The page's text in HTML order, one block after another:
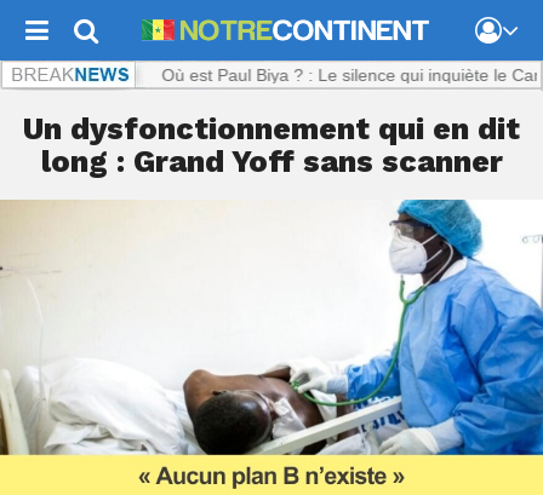
: Où est Paul Biya ? : Le silence qui inquiète le Cameroun
Un dysfonctionnement qui en dit
long : Grand Yoff sans scanner